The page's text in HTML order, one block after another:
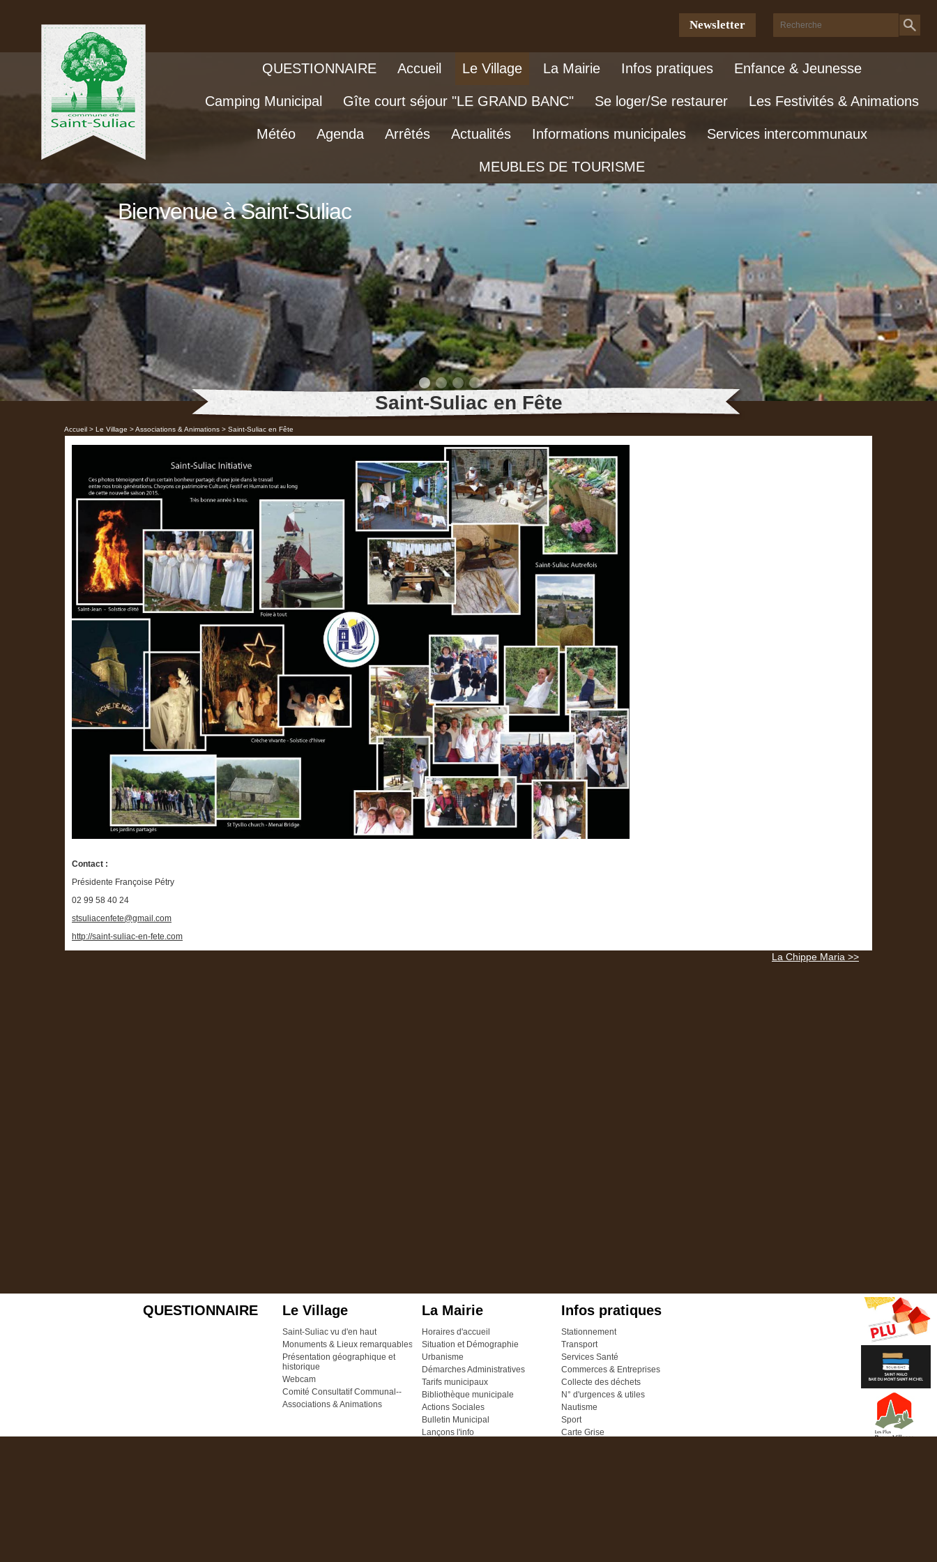
Newsletter
QUESTIONNAIRE Accueil Le Village La Mairie Infos pratiques Enfance & Jeunesse
Camping Municipal Gîte court séjour "LE GRAND BANC" Se loger/Se restaurer Les Festivités & Animations
Météo Agenda Arrêtés Actualités Informations municipales Services intercommunaux
MEUBLES DE TOURISME
Accueil > Le Village >Associations & Animations > Saint-Suliac en Fête
Saint-Suliac en Fête
Contact :
Présidente Françoise Pétry
02 99 58 40 24
stsuliacenfete@gmail.com
http://saint-suliac-en-fete.com
La Chippe Maria >>
QUESTIONNAIRE Le Village
Saint-Suliac vu d'en haut
Monuments & Lieux remarquables
Présentation géographique et
historique
Webcam
Comité Consultatif Communal--
Associations & Animations
La Mairie
Horaires d'accueil
Situation et Démographie
Urbanisme
Démarches Administratives
Tarifs municipaux
Bibliothèque municipale
Actions Sociales
Bulletin Municipal
Lançons l'info
Infos pratiques
Stationnement
Transport
Services Santé
Commerces & Entreprises
Collecte des déchets
N° d'urgences & utiles
Nautisme
Sport
Carte Grise